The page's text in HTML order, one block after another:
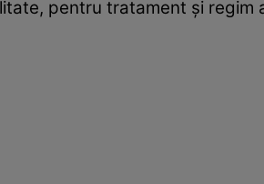
pentru tratament şi